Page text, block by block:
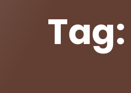
Tag: